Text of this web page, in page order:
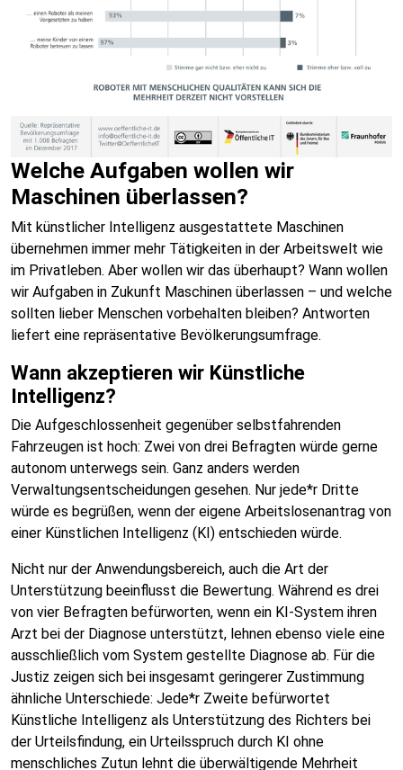
Welche Aufgaben wollen wir
Maschinen überlassen?
Mit künstlicher Intelligenz ausgestattete Maschinen
übernehmen immer mehr Tätigkeiten in der Arbeitswelt wie
im Privatleben. Aber wollen wir das überhaupt? Wann wollen
wir Aufgaben in Zukunft Maschinen überlassen – und welche
sollten lieber Menschen vorbehalten bleiben? Antworten
liefert eine repräsentative Bevölkerungsumfrage.
Wann akzeptieren wir Künstliche
Intelligenz?
Die Aufgeschlossenheit gegenüber selbstfahrenden
Fahrzeugen ist hoch: Zwei von drei Befragten würde gerne
autonom unterwegs sein. Ganz anders werden
Verwaltungsentscheidungen gesehen. Nur jede*r Dritte
würde es begrüßen, wenn der eigene Arbeitslosenantrag von
einer Künstlichen Intelligenz (KI) entschieden würde.
Nicht nur der Anwendungsbereich, auch die Art der
Unterstützung beeinflusst die Bewertung. Während es drei
von vier Befragten befürworten, wenn ein KI-System ihren
Arzt bei der Diagnose unterstützt, lehnen ebenso viele eine
ausschließlich vom System gestellte Diagnose ab. Für die
Justiz zeigen sich bei insgesamt geringerer Zustimmung
ähnliche Unterschiede: Jede*r Zweite befürwortet
Künstliche Intelligenz als Unterstützung des Richters bei
der Urteilsfindung, ein Urteilsspruch durch KI ohne
menschliches Zutun lehnt die überwältigende Mehrheit